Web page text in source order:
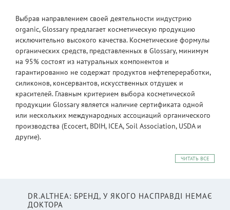
Выбрав направлением своей деятельности индустрию
organic, Glossary предлагает косметическую продукцию
исключительно высокого качества. Косметические формулы
органических средств, представленных в Glossary, минимум
на 95% состоят из натуральных компонентов и
гарантированно не содержат продуктов нефтепереработки,
силиконов, консервантов, искусственных отдушек и
красителей. Главным критерием выбора косметической
продукции Glossary является наличие сертификата одной
или нескольких международных ассоциаций органического
производства (Ecocert, BDIH, ICEA, Soil Association, USDA и
другие).
ЧИТАТЬ ВСЕ
DR.ALTHEA: БРЕНД, У ЯКОГО НАСПРАВДІ НЕМАЄ
ДОКТОРА